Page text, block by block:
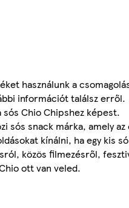
használunk a
információt találsz erről.
Chio Chipshez képest.
sós snack márka, amely
kínálni, ha egy kis
közös filmezésről,
ott van veled.